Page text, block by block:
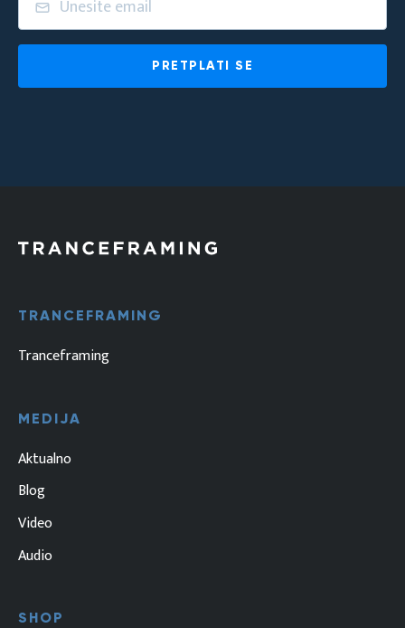
TRANCEFRAMING
Tranceframing
MEDIJA
Aktualno
Blog
Video
Audio
SHOP